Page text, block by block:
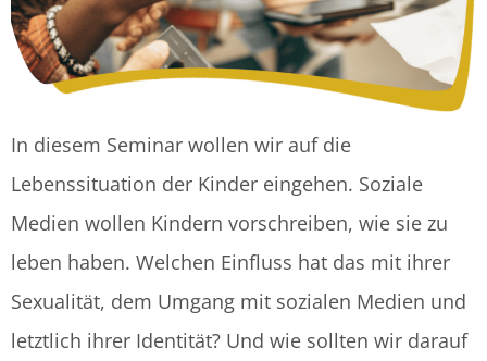
In diesem Seminar wollen wir auf die
Lebenssituation der Kinder eingehen. Soziale
Medien wollen Kindern vorschreiben, wie sie zu
leben haben. Welchen Einfluss hat das mit ihrer
Sexualität, dem Umgang mit sozialen Medien und
letztlich ihrer Identität? Und wie sollten wir darauf